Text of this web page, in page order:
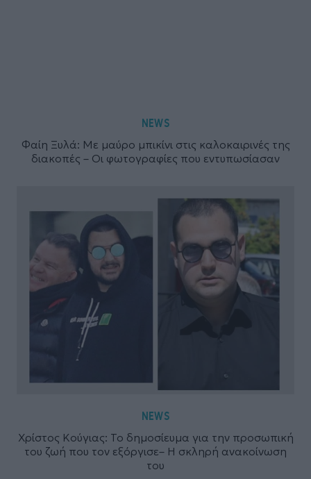
NEWS
Φαίη Ξυλά: Με μαύρο μπικίνι στις καλοκαιρινές της
διακοπές – Οι φωτογραφίες που εντυπωσίασαν
NEWS
Χρίστος Κούγιας: Το δημοσίευμα για την προσωπική
του ζωή που τον εξόργισε– Η σκληρή ανακοίνωση
του